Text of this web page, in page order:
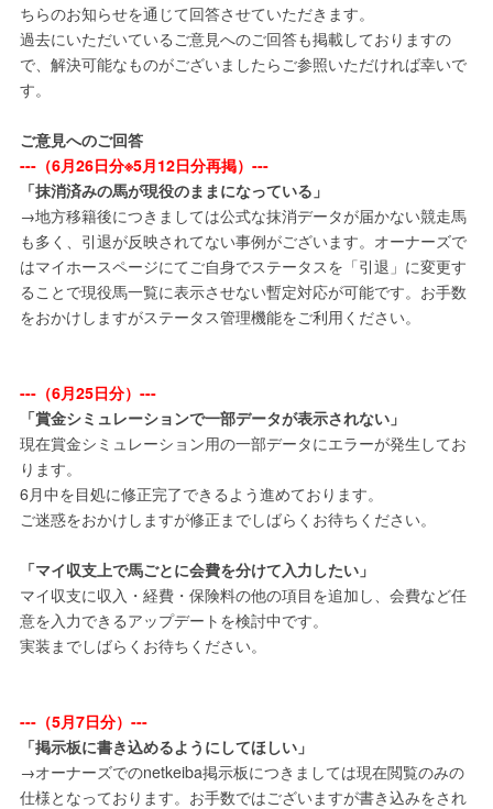
ちらのお知らせを通じて回答させていただきます。
過去にいただいているご意見へのご回答も掲載しておりますの
で、解決可能なものがございましたらご参照いただければ幸いで
す。
ご意見へのご回答
---（6月26日分※5月12日分再掲）---
「抹消済みの馬が現役のままになっている」
→地方移籍後につきましては公式な抹消データが届かない競走馬
も多く、引退が反映されてない事例がございます。オーナーズで
はマイホースページにてご自身でステータスを「引退」に変更す
ることで現役馬一覧に表示させない暫定対応が可能です。お手数
をおかけしますがステータス管理機能をご利用ください。
---（6月25日分）---
「賞金シミュレーションで一部データが表示されない」
現在賞金シミュレーション用の一部データにエラーが発生してお
ります。
6月中を目処に修正完了できるよう進めております。
ご迷惑をおかけしますが修正までしばらくお待ちください。
「マイ収支上で馬ごとに会費を分けて入力したい」
マイ収支に収入・経費・保険料の他の項目を追加し、会費など任
意を入力できるアップデートを検討中です。
実装までしばらくお待ちください。
---（5月7日分）---
「掲示板に書き込めるようにしてほしい」
→オーナーズでのnetkeiba掲示板につきましては現在閲覧のみの
仕様となっております。お手数ではございますが書き込みをされ